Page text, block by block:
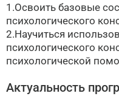
1.Освоить базовые
психологического
2.Научиться
психологического
психологической
Актуальность